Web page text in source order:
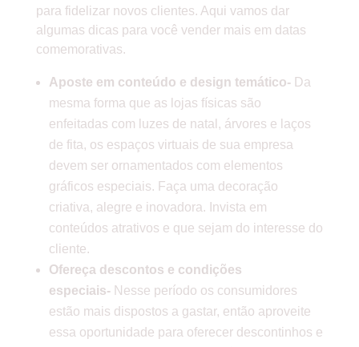
para fidelizar novos clientes. Aqui vamos dar
algumas dicas para você vender mais em datas
comemorativas.
Aposte em conteúdo e design temático- Da
mesma forma que as lojas físicas são
enfeitadas com luzes de natal, árvores e laços
de fita, os espaços virtuais de sua empresa
devem ser ornamentados com elementos
gráficos especiais. Faça uma decoração
criativa, alegre e inovadora. Invista em
conteúdos atrativos e que sejam do interesse do
cliente.
Ofereça descontos e condições
especiais- Nesse período os consumidores
estão mais dispostos a gastar, então aproveite
essa oportunidade para oferecer descontinhos e